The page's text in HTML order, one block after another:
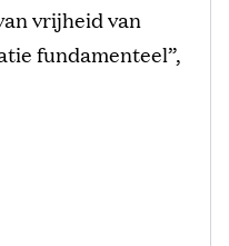
vrijheid van
fundamenteel”,